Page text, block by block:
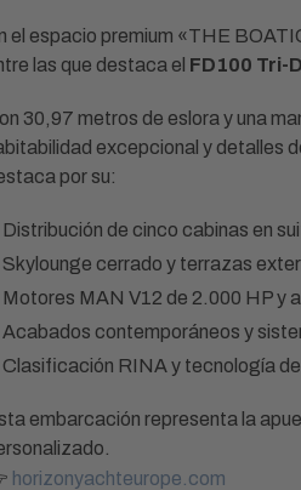
el espacio premium «THE
las que destaca el FD100 Tri-
30,97 metros de eslora y una
excepcional y detalles
por su:
Distribución de cinco cabinas en
Skylounge cerrado y terrazas
Motores MAN V12 de 2.000 HP y
Acabados contemporáneos y
Clasificación RINA y tecnología
embarcación representa la
horizonyachteurope.com